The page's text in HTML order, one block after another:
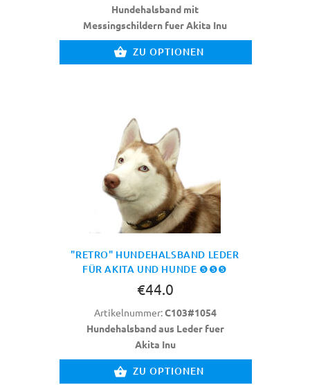
Hundehalsband mit
Messingschildern fuer Akita Inu
ZU OPTIONEN
"RETRO" HUNDEHALSBAND LEDER
FÜR AKITA UND HUNDE ❺❺❺
€44.0
Artikelnummer:C103#1054
Hundehalsband aus Leder fuer
Akita Inu
ZU OPTIONEN